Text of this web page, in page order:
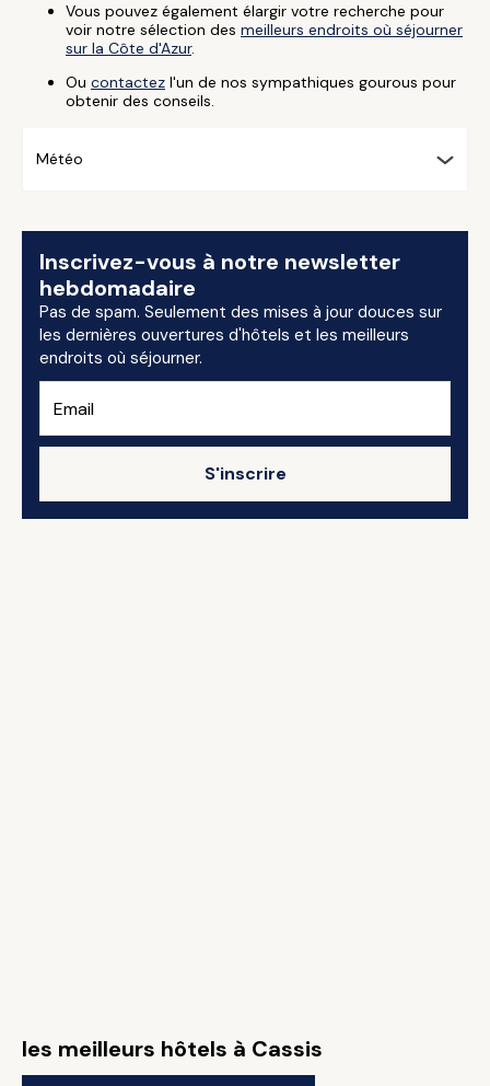
Vous pouvez également élargir votre recherche pour
voir notre sélection des meilleurs endroits où séjourner
sur la Côte d'Azur.
Ou contactez l'un de nos sympathiques gourous pour
obtenir des conseils.
Météo
Inscrivez-vous à notre newsletter
hebdomadaire
Pas de spam. Seulement des mises à jour douces sur
les dernières ouvertures d'hôtels et les meilleurs
endroits où séjourner.
S'inscrire
les meilleurs hôtels à Cassis